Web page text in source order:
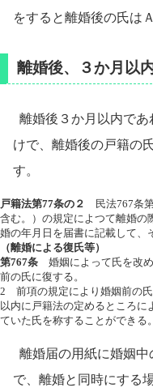
をすると離婚後の氏は
離婚後、３か月以
離婚後３か月以内で
けで、離婚後の戸籍の
す。
戸籍法第77条の２
民法767条
含む。）の規定によつて離婚の
婚の年月日を届書に記載して、
（離婚による復氏等）
第767条 婚姻によって氏を改
前の氏に復する。
2 前項の規定により婚姻前の氏
以内に戸籍法の定めるところに
ていた氏を称することができる。
離婚届の用紙に婚姻
で、離婚と同時にする